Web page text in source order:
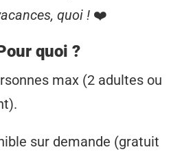
quoi ! ❤️
quoi ?
max (2 adultes ou
sur demande (gratuit